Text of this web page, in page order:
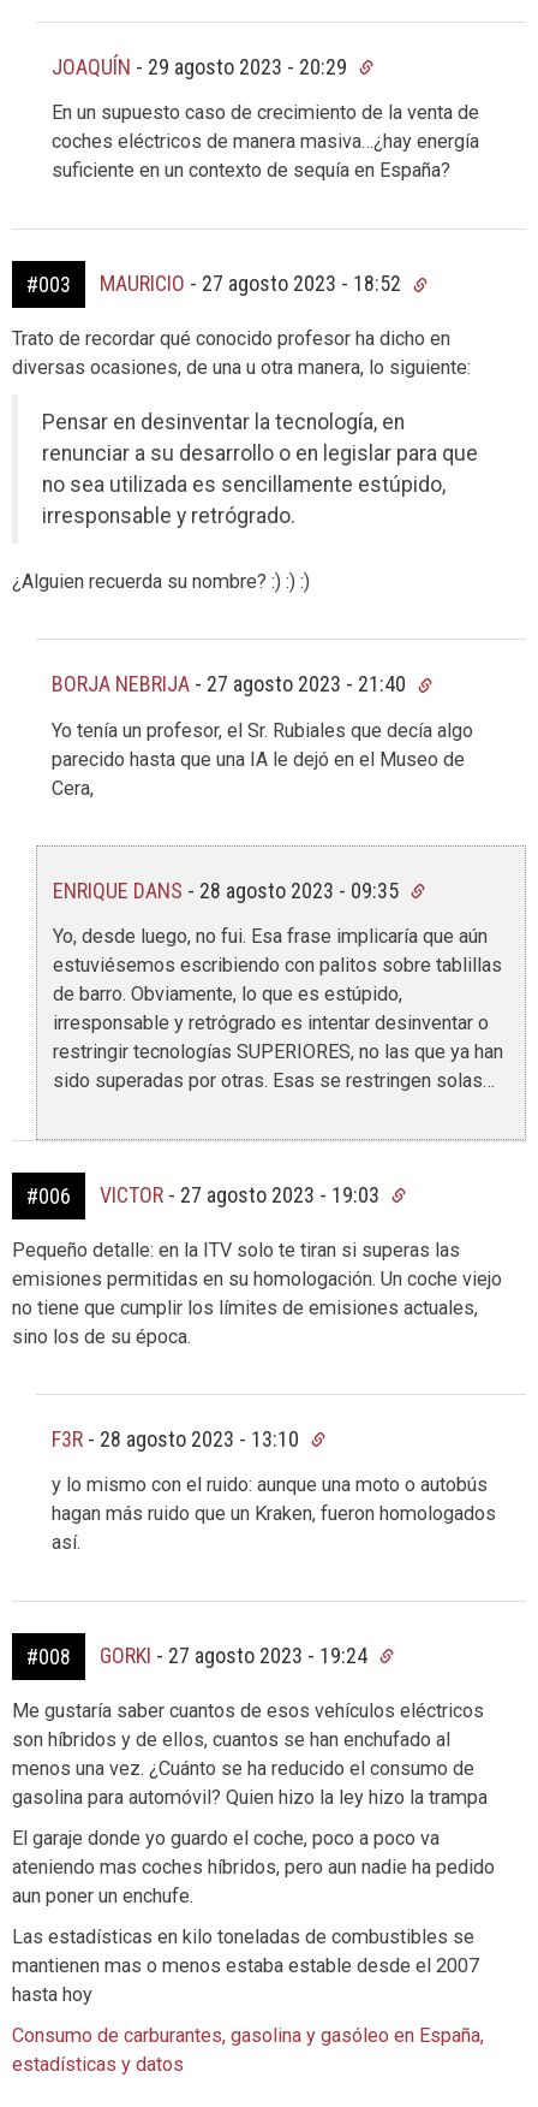
JOAQUÍN - 29 agosto 2023 - 20:29
En un supuesto caso de crecimiento de la venta de
coches eléctricos de manera masiva…¿hay energía
suficiente en un contexto de sequía en España?
#003 MAURICIO - 27 agosto 2023 - 18:52
Trato de recordar qué conocido profesor ha dicho en
diversas ocasiones, de una u otra manera, lo siguiente:
Pensar en desinventar la tecnología, en
renunciar a su desarrollo o en legislar para que
no sea utilizada es sencillamente estúpido,
irresponsable y retrógrado.
¿Alguien recuerda su nombre? :) :) :)
BORJA NEBRIJA - 27 agosto 2023 - 21:40
Yo tenía un profesor, el Sr. Rubiales que decía algo
parecido hasta que una IA le dejó en el Museo de
Cera,
ENRIQUE DANS - 28 agosto 2023 - 09:35
Yo, desde luego, no fui. Esa frase implicaría que aún
estuviésemos escribiendo con palitos sobre tablillas
de barro. Obviamente, lo que es estúpido,
irresponsable y retrógrado es intentar desinventar o
restringir tecnologías SUPERIORES, no las que ya han
sido superadas por otras. Esas se restringen solas…
#006 VICTOR - 27 agosto 2023 - 19:03
Pequeño detalle: en la ITV solo te tiran si superas las
emisiones permitidas en su homologación. Un coche viejo
no tiene que cumplir los límites de emisiones actuales,
sino los de su época.
F3R - 28 agosto 2023 - 13:10
y lo mismo con el ruido: aunque una moto o autobús
hagan más ruido que un Kraken, fueron homologados
así.
#008 GORKI - 27 agosto 2023 - 19:24
Me gustaría saber cuantos de esos vehículos eléctricos
son híbridos y de ellos, cuantos se han enchufado al
menos una vez. ¿Cuánto se ha reducido el consumo de
gasolina para automóvil? Quien hizo la ley hizo la trampa
El garaje donde yo guardo el coche, poco a poco va
ateniendo mas coches híbridos, pero aun nadie ha pedido
aun poner un enchufe.
Las estadísticas en kilo toneladas de combustibles se
mantienen mas o menos estaba estable desde el 2007
hasta hoy
Consumo de carburantes, gasolina y gasóleo en España,
estadísticas y datos